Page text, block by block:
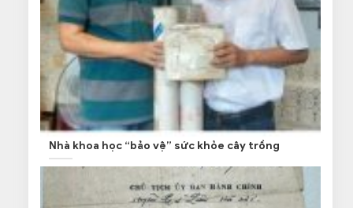
Nhà khoa học “bảo vệ” sức khỏe cây trồng